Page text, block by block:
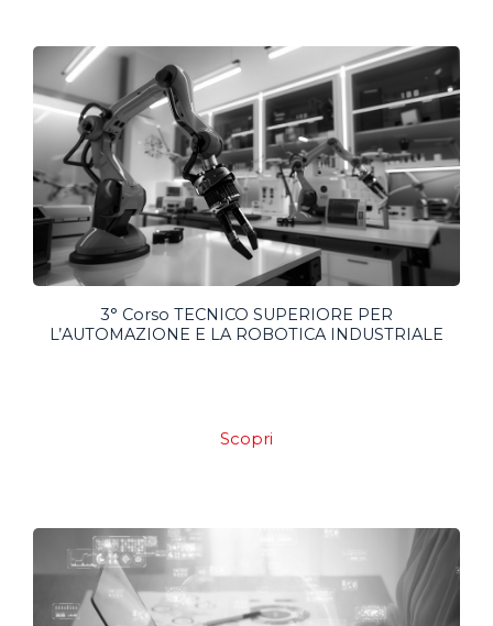
3° Corso TECNICO SUPERIORE PER
L’AUTOMAZIONE E LA ROBOTICA INDUSTRIALE
Scopri